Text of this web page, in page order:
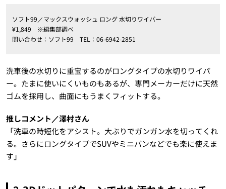
ソフト99／マックスウォッシュ ロング 水切りワイパー
¥1,849 ※編集部調べ
問い合わせ：ソフト99 TEL：06-6942-2851
洗車後の水切りに重宝するのがロングタイプの水切りワイパ
ー。たまに使いにくいものもあるが、専門メーカーだけに天然
ゴムを採用し、曲面にもうまくフィットする。
推しコメント／澤村さん
「洗車の時短化をアシスト。大ぶりでガンガン水を切ってくれ
る。さらにロングタイプでSUVやミニバンなどでも楽に使えま
す」